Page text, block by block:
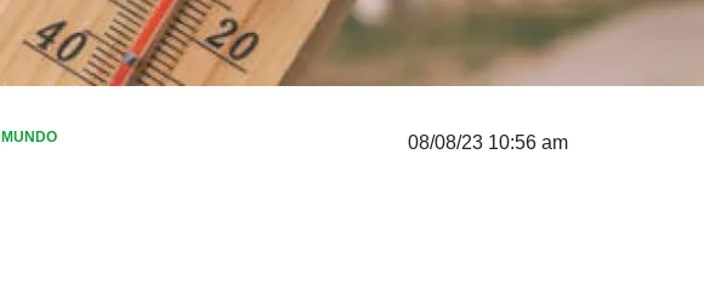
MUNDO 08/08/23 10:56 am